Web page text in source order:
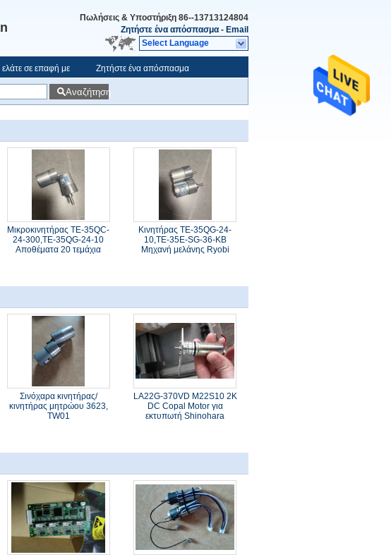
Πωλήσεις & Υποστήριξη 86--13713124804
Ζητήστε ένα απόσπασμα - Email
Select Language
σε επαφή με Ζητήστε ένα απόσπασμα
Αναζήτηση
Μικροκινητήρας TE-35QC-
24-300,TE-35QG-24-10
Αποθέματα 20 τεμάχια
Κινητήρας TE-35QG-24-
10,TE-35E-SG-36-KB
Μηχανή μελάνης Ryobi
Σινόχαρα κινητήρας/
κινητήρας μητρώου 3623,
TW01
LA22G-370VD M22S10 2K
DC Copal Motor για
εκτυπωτή Shinohara